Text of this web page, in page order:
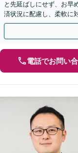
と先延ばしにせず、お早
済状況に配慮し、柔軟に
社の状況に応じたアドバ
電話でお問い